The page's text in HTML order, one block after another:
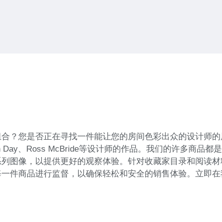
？您是否正在寻找一件能让您的房间色彩出众的设计师
、Ross McBride等设计师的作品。我们的许多商品都
图像，以提供更好的观察体验。针对收藏家目录和阅读
件商品进行监督，以确保轻松和安全的销售体验。立即